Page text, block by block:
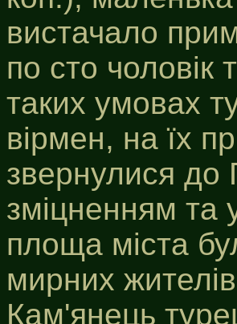
вистачало
по сто чоловік
таких умовах
вірмен, на їх
звернулися до
зміцненням та
площа міста
мирних
Кам'янець